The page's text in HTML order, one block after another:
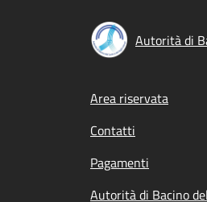
Autorità di
Footer
Area riservata
Contatti
Pagamenti
Autorità di Bacino